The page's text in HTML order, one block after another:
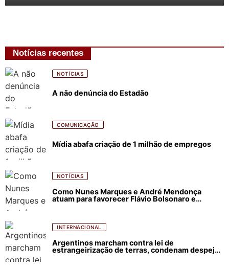
Notícias recentes
NOTÍCIAS
A não denúncia do Estadão
COMUNICAÇÃO
Mídia abafa criação de 1 milhão de empregos
NOTÍCIAS
Como Nunes Marques e André Mendonça
atuam para favorecer Flávio Bolsonaro e
INTERNACIONAL
Argentinos marcham contra lei de
estrangeirização de terras, condenam despejos